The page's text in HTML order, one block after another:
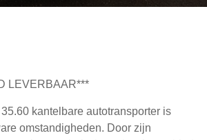
LEVERBAAR***
kantelbare autotransporter is
omstandigheden. Door zijn